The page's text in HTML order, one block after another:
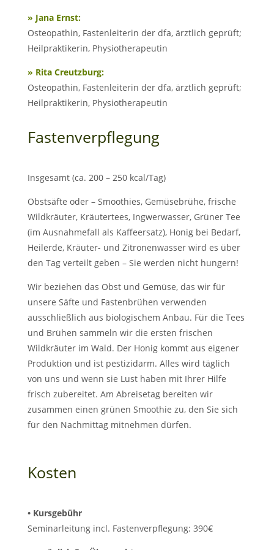
» Jana Ernst:
Osteopathin, Fastenleiterin der dfa, ärztlich geprüft;
Heilpraktikerin, Physiotherapeutin
» Rita Creutzburg:
Osteopathin, Fastenleiterin der dfa, ärztlich geprüft;
Heilpraktikerin, Physiotherapeutin
Fastenverpflegung
Insgesamt (ca. 200 – 250 kcal/Tag)
Obstsäfte oder – Smoothies, Gemüsebrühe, frische
Wildkräuter, Kräutertees, Ingwerwasser, Grüner Tee
(im Ausnahmefall als Kaffeersatz), Honig bei Bedarf,
Heilerde, Kräuter- und Zitronenwasser wird es über
den Tag verteilt geben – Sie werden nicht hungern!
Wir beziehen das Obst und Gemüse, das wir für
unsere Säfte und Fastenbrühen verwenden
ausschließlich aus biologischem Anbau. Für die Tees
und Brühen sammeln wir die ersten frischen
Wildkräuter im Wald. Der Honig kommt aus eigener
Produktion und ist pestizidarm. Alles wird täglich
von uns und wenn sie Lust haben mit Ihrer Hilfe
frisch zubereitet. Am Abreisetag bereiten wir
zusammen einen grünen Smoothie zu, den Sie sich
für den Nachmittag mitnehmen dürfen.
Kosten
• Kursgebühr
Seminarleitung incl. Fastenverpflegung: 390€